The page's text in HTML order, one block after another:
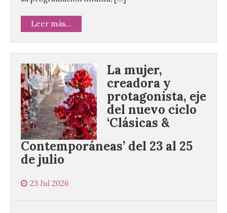
Leer más...
La mujer,
creadora y
protagonista, eje
del nuevo ciclo
‘Clásicas &
Contemporáneas’ del 23 al 25
de julio
23 Jul 2026